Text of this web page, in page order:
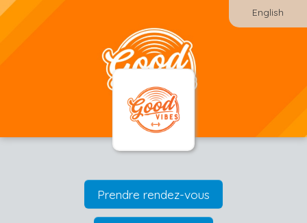
English
Prendre rendez-vous